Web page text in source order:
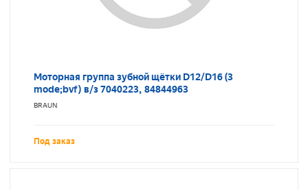
Моторная группа зубной щётки D12/D16 (3
mode;bvf) в/з 7040223, 84844963
BRAUN
Под заказ